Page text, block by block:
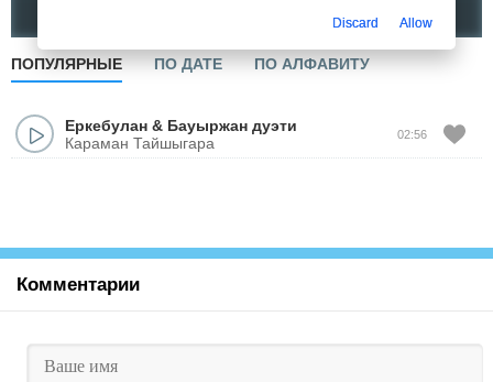
ПОПУЛЯРНЫЕ ПО ДАТЕ ПО АЛФАВИТУ
Еркебулан & Бауыржан дуэти
Караман Тайшыгара
02:56
Комментарии
Discard Allow